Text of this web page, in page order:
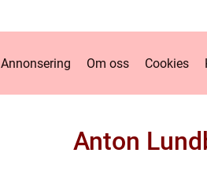
Annonsering Om oss Cookies
Anton